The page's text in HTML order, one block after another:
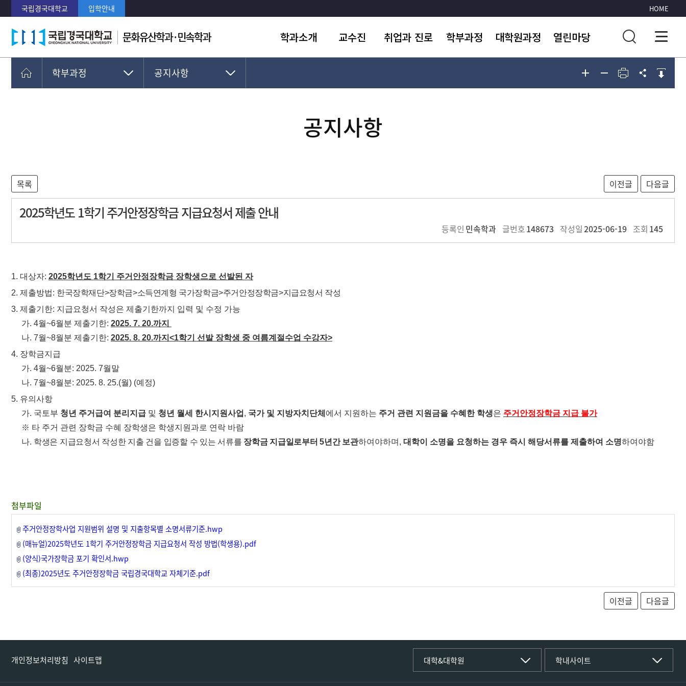
국립경국대학교 입학안내 HOME
학과소개
민속학과
학과 학습시설
교수진
명예교수
취업과 진로
취업 성공사례와 수기
학부과정
학사운영안내
대학원과정
석사과정
열린마당
포토게시판
관련사이트
학부과정
부가정보
공지사항
공지사항
2025학년도 1학기 주거안정장학금 지급요청서 제출 안내
등록인 민속학과 글번호148673 작성일2025-06-19 조회 145
1. 대상자: 2025학년도 1학기 주거안정장학금 장학생으로 선발된 자
2. 제출방법: 한국장학재단>장학금>소득연계형 국가장학금>주거안정장학금>지급요청서 작성
3. 제출기한: 지급요청서 작성은 제출기한까지 입력 및 수정 가능
가. 4월~6월분 제출기한: 2025. 7. 20.까지
나. 7월~8월분 제출기한: 2025. 8. 20.까지 <1학기 선발 장학생 중 여름계절수업 수강자>
4. 장학금지급
가. 4월~6월분: 2025. 7월말
나. 7월~8월분: 2025. 8. 25.(월) (예정)
5. 유의사항
가. 국토부 청년 주거급여 분리지급 및 청년 월세 한시지원사업 , 국가 및 지방자치단체 에서 지원하는 주거 관련 지원금을 수혜한 학생은 주거안정장학금 지급 불가
※ 타 주거 관련 장학금 수혜 장학생은 학생지원과로 연락 바람
나. 학생은 지급요청서 작성한 지출 건을 입증할 수 있는 서류를 장학금 지급일로부터5년간 보관하여야하며 ,대학이 소명을 요청하는 경우 즉시 해당서류를 제출하여 소명하여야함
첨부파일
주거안정장학사업 지원범위 설명 및 지출항목별 소명서류기준.hwp
(매뉴얼)2025학년도 1학기 주거안정장학금 지급요청서 작성 방법(학생용).pdf
(양식)국가장학금 포기 확인서.hwp
(최종)2025년도 주거안정장학금 국립경국대학교 자체기준.pdf
개인정보처리방침 사이트맵 대학&대학원
인문사회·IT대학
인문·문화학부
학내사이트
국립경국대학교
(재)국립경국대학교발전기금